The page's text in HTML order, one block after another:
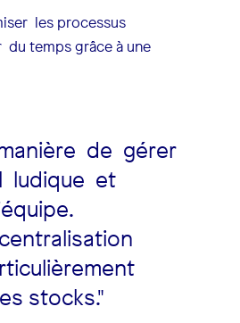
les processus
temps grâce à une
de gérer
ludique et
stocks."